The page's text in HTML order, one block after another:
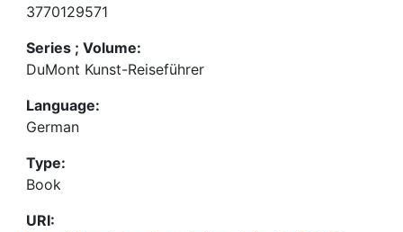
3770129571
Series ; Volume:
DuMont Kunst-Reiseführer
Language:
German
Type:
Book
URI: